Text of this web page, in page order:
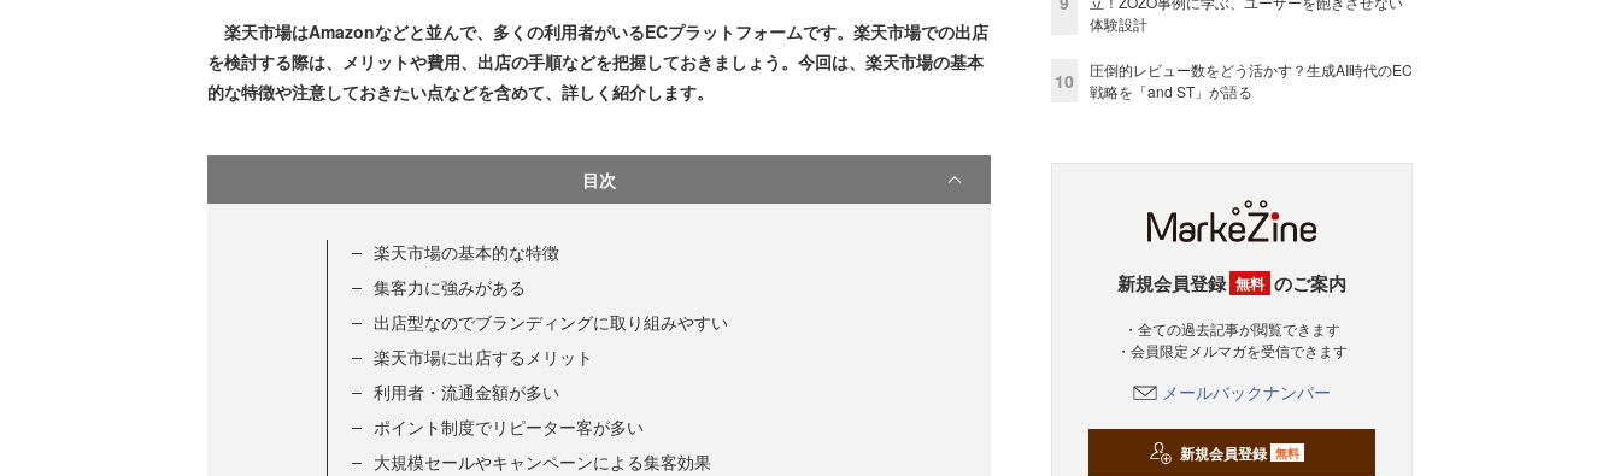
楽天市場はAmazonなどと並んで、多くの利用者がいるECプラットフォームです。楽天市場での出店
を検討する際は、メリットや費用、出店の手順などを把握しておきましょう。今回は、楽天市場の基本
的な特徴や注意しておきたい点などを含めて、詳しく紹介します。
目次
楽天市場の基本的な特徴
集客力に強みがある
出店型なのでブランディングに取り組みやすい
楽天市場に出店するメリット
利用者・流通金額が多い
ポイント制度でリピーター客が多い
大規模セールやキャンペーンによる集客効果
体験設計
10
圧倒的レビュー数をどう活かす？生成AI時代のEC
戦略を「and ST」が語る
新規会員登録 無料 のご案内
・全ての過去記事が閲覧できます
・会員限定メルマガを受信できます
メールバックナンバー
新規会員登録 無料